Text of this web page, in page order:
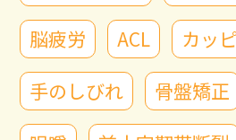
脳疲労
ACL
カッ
手のしびれ
骨盤矯正